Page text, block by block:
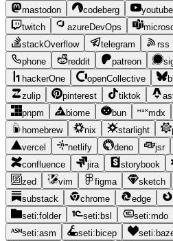
mastodon
codeberg youtube
twitch
azureDevOps
stackOverflow
telegram rss
phone
reddit patreon
hackerOne
openCollective
zulip
pinterest tiktok
pnpm
biome bun mdx
homebrew
nix starlight
vercel
netlify deno jsr
confluence
jira storybook
zed
vim figma sketch
substack
chrome edge
seti:folder
seti:bsl seti:mdo
seti:asm
seti:bicep